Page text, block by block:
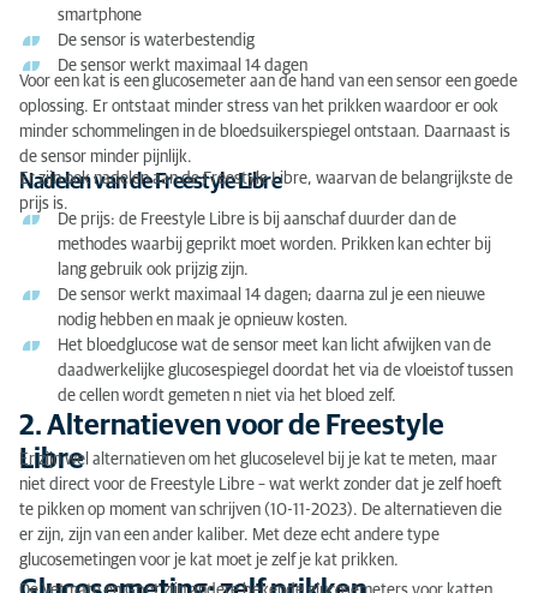
smartphone
De sensor is waterbestendig
De sensor werkt maximaal 14 dagen
Voor een kat is een glucosemeter aan de hand van een sensor een goede
oplossing. Er ontstaat minder stress van het prikken waardoor er ook
minder schommelingen in de bloedsuikerspiegel ontstaan. Daarnaast is
de sensor minder pijnlijk.
Nadelen van de Freestyle Libre
Er zijn ook nadelen aan de Freestyle Libre, waarvan de belangrijkste de
prijs is.
De prijs: de Freestyle Libre is bij aanschaf duurder dan de
methodes waarbij geprikt moet worden. Prikken kan echter bij
lang gebruik ook prijzig zijn.
De sensor werkt maximaal 14 dagen; daarna zul je een nieuwe
nodig hebben en maak je opnieuw kosten.
Het bloedglucose wat de sensor meet kan licht afwijken van de
daadwerkelijke glucosespiegel doordat het via de vloeistof tussen
de cellen wordt gemeten n niet via het bloed zelf.
2. Alternatieven voor de Freestyle
Libre
Er zijn wel alternatieven om het glucoselevel bij je kat te meten, maar
niet direct voor de Freestyle Libre – wat werkt zonder dat je zelf hoeft
te pikken op moment van schrijven (10-11-2023). De alternatieven die
er zijn, zijn van een ander kaliber. Met deze echt andere type
glucosemetingen voor je kat moet je zelf je kat prikken.